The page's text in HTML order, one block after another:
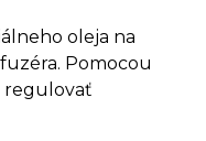
oleja na
Pomocou
regulovať